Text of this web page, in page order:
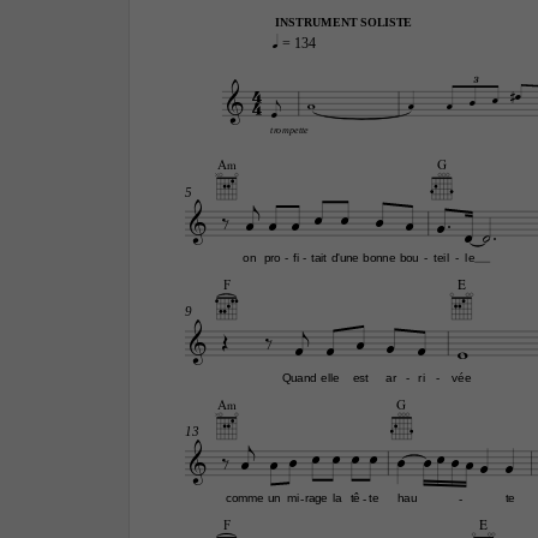
trompette
q = 134
A‹
on pro fi
- tait
- d'une bonne bou teil
G
- le
-
5
F
Quand elle est ar ri
- vée
E
-
9
A‹
comme un mi rage
- la tê te
- hau
G
te
-
13
F E
4
4

INSTRUMENT SOLISTE
3



      

         
       
         